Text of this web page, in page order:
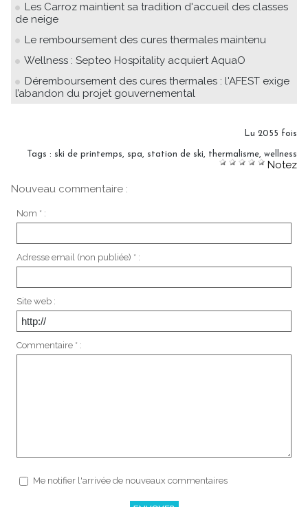
Les Carroz maintient sa tradition d'accueil des classes
de neige
Le remboursement des cures thermales maintenu
Wellness : Septeo Hospitality acquiert AquaO
Déremboursement des cures thermales : l'AFEST exige
l’abandon du projet gouvernemental
Lu 2055 fois
Tags : ski de printemps, spa, station de ski, thermalisme, wellness
Notez
Nouveau commentaire :
Nom * :
Adresse email (non publiée) * :
Site web :
Commentaire * :
Me notifier l'arrivée de nouveaux commentaires